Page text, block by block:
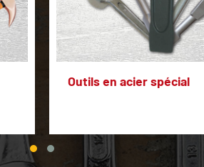
Outils en acier spécial